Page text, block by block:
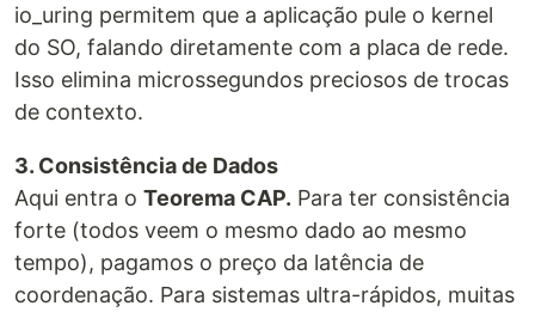
io_uring permitem que a aplicação pule o kernel
do SO, falando diretamente com a placa de rede.
Isso elimina microssegundos preciosos de trocas
de contexto.
3. Consistência de Dados
Aqui entra o Teorema CAP. Para ter consistência
forte (todos veem o mesmo dado ao mesmo
tempo), pagamos o preço da latência de
coordenação. Para sistemas ultra-rápidos, muitas